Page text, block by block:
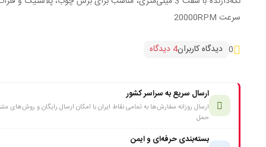
سرعت 20000RPM
0 دیدگاه کاربران4 دیدگاه
ارسال سریع به سراسر کشور
ارسال روزانه سفارش‌ها به تمامی نقاط ایران با امکان ارسال رایگان و روش‌های
حمل
بسته‌بندی حرفه‌ای و ایمن